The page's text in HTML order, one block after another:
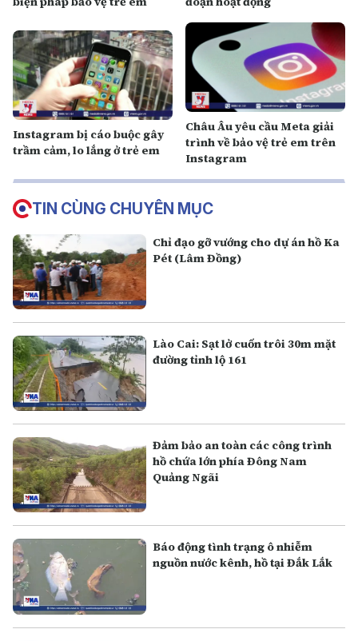
Instagram bị cáo buộc gây
trầm cảm, lo lắng ở trẻ em
Châu Âu yêu cầu Meta giải
trình về bảo vệ trẻ em trên
Instagram
TIN CÙNG CHUYÊN MỤC
Chỉ đạo gỡ vướng cho dự án hồ Ka
Pét (Lâm Đồng)
Lào Cai: Sạt lở cuốn trôi 30m mặt
đường tỉnh lộ 161
Đảm bảo an toàn các công trình
hồ chứa lớn phía Đông Nam
Quảng Ngãi
Báo động tình trạng ô nhiễm
nguồn nước kênh, hồ tại Đắk Lắk